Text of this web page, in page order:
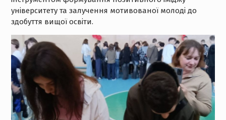
університету та залучення мотивованої молоді до
здобуття вищої освіти.